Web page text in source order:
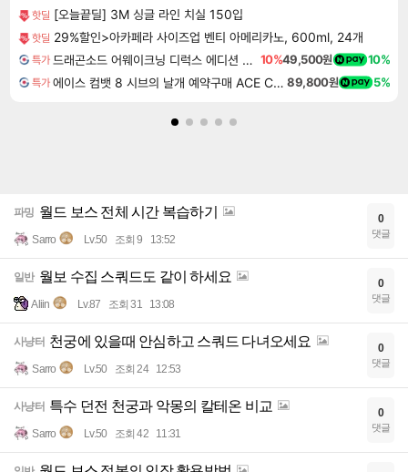
핫딜 [오늘끝딜] 3M 싱글 라인 치실 150입
핫딜 29%할인>아카페라 사이즈업 벤티 아메리카노, 600ml, 24개
특가 드래곤소드 어웨이크닝 디럭스 에디션 DragonSword Awakening Deluxe Edition 10%49,500원 10%
특가 에이스 컴뱃 8 시브의 날개 예약구매 ACE COMBAT 8 WINGS OF THEVE 89,800원 5%
파밍 월드 보스 전체 시간 복습하기
Sarro Lv.50 조회 9 13:52
0
댓글
일반 월보 수집 스쿼드도 같이 하세요
Aliin Lv.87 조회 31 13:08
0
댓글
사냥터 천궁에 있을때 안심하고 스쿼드 다녀오세요
Sarro Lv.50 조회 24 12:53
0
댓글
사냥터 특수 던전 천궁과 악몽의 칼테온 비교
Sarro Lv.50 조회 42 11:31
0
댓글